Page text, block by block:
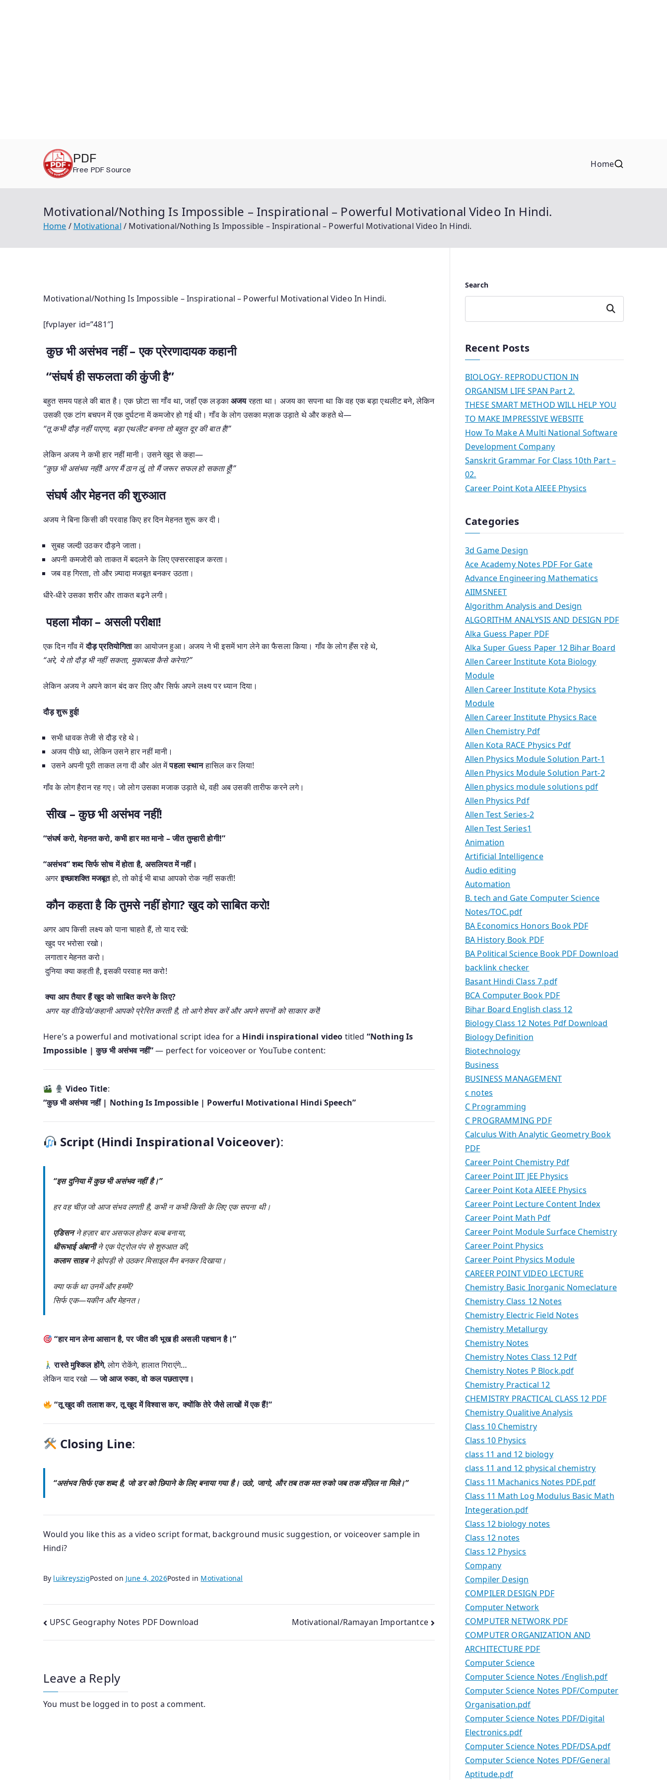
PDF
Free PDF Source
Home
Motivational/Nothing Is Impossible – Inspirational – Powerful Motivational Video In Hindi.
Home Motivational Motivational/Nothing Is Impossible – Inspirational – Powerful Motivational Video In Hindi.
Motivational/Nothing Is Impossible – Inspirational – Powerful Motivational Video In Hindi.
[fvplayer id=”481″]
कुछ भी असंभव नहीं – एक प्रेरणादायक कहानी
“संघर्ष ही सफलता की कुंजी है”
बहुत समय पहले की बात है। एक छोटा सा गाँव था, जहाँ एक लड़काअजयरहता था। अजय का सपना था कि वह एक बड़ा एथलीट बने, लेकिन
उसकी एक टांग बचपन में एक दुर्घटना में कमजोर हो गई थी। गाँव के लोग उसका मज़ाक उड़ाते थे और कहते थे—
“तू कभी दौड़ नहीं पाएगा, बड़ा एथलीट बनना तो बहुत दूर की बात है!”
लेकिन अजय ने कभी हार नहीं मानी। उसने खुद से कहा—
“कुछ भी असंभव नहीं! अगर मैं ठान लूं, तो मैं जरूर सफल हो सकता हूँ!”
संघर्ष और मेहनत की शुरुआत
अजय ने बिना किसी की परवाह किए हर दिन मेहनत शुरू कर दी।
सुबह जल्दी उठकर दौड़ने जाता।
अपनी कमजोरी को ताकत में बदलने के लिए एक्सरसाइज करता।
जब वह गिरता, तो और ज़्यादा मजबूत बनकर उठता।
धीरे-धीरे उसका शरीर और ताकत बढ़ने लगी।
पहला मौका – असली परीक्षा!
एक दिन गाँव मेंदौड़ प्रतियोगिताका आयोजन हुआ। अजय ने भी इसमें भाग लेने का फैसला किया। गाँव के लोग हँस रहे थे,
“अरे, ये तो दौड़ भी नहीं सकता, मुकाबला कैसे करेगा?”
लेकिन अजय ने अपने कान बंद कर लिए और सिर्फ अपने लक्ष्य पर ध्यान दिया।
दौड़ शुरू हुई!
सभी धावक तेजी से दौड़ रहे थे।
अजय पीछे था, लेकिन उसने हार नहीं मानी।
उसने अपनी पूरी ताकत लगा दी और अंत मेंपहला स्थानहासिल कर लिया!
गाँव के लोग हैरान रह गए। जो लोग उसका मजाक उड़ाते थे, वही अब उसकी तारीफ करने लगे।
सीख – कुछ भी असंभव नहीं!
“संघर्ष करो, मेहनत करो, कभी हार मत मानो – जीत तुम्हारी होगी!”
“असंभव” शब्द सिर्फ सोच में होता है, असलियत में नहीं।
अगरइच्छाशक्ति मजबूतहो, तो कोई भी बाधा आपको रोक नहीं सकती!
कौन कहता है कि तुमसे नहीं होगा? खुद को साबित करो!
अगर आप किसी लक्ष्य को पाना चाहते हैं, तो याद रखें:
खुद पर भरोसा रखो।
लगातार मेहनत करो।
दुनिया क्या कहती है, इसकी परवाह मत करो!
क्या आप तैयार हैं खुद को साबित करने के लिए?
अगर यह वीडियो/कहानी आपको प्रेरित करती है, तो आगे शेयर करें और अपने सपनों को साकार करें!
Here’s a powerful and motivational script idea for a Hindi inspirational video titled “Nothing Is
Impossible | कुछ भी असंभव नहीं”— perfect for voiceover or YouTube content:
Video Title:
“कुछ भी असंभव नहीं | Nothing Is Impossible | Powerful Motivational Hindi Speech”
Script (Hindi Inspirational Voiceover):
“इस दुनिया में कुछ भी असंभव नहीं है।”
हर वह चीज़ जो आज संभव लगती है, कभी न कभी किसी के लिए एक सपना थी।
एडिसनने हज़ार बार असफल होकर बल्ब बनाया,
धीरूभाई अंबानीने एक पेट्रोल पंप से शुरुआत की,
कलाम साहबने झोपड़ी से उठकर मिसाइल मैन बनकर दिखाया।
क्या फर्क था उनमें और हममें?
सिर्फ एक—यकीन और मेहनत।
“हार मान लेना आसान है, पर जीत की भूख ही असली पहचान है।”
रास्ते मुश्किल होंगे, लोग रोकेंगे, हालात गिराएंगे…
लेकिन याद रखो —जो आज रुका, वो कल पछताएगा।
“तू खुद की तलाश कर, तू खुद में विश्वास कर, क्योंकि तेरे जैसे लाखों में एक हैं!”
Closing Line:
“असंभव सिर्फ एक शब्द है, जो डर को छिपाने के लिए बनाया गया है। उठो, जागो, और तब तक मत रुको जब तक मंज़िल ना मिले।”
Would you like this as avideo script format, background music suggestion, or voiceover sample in
Hindi?
By luikreyszigPosted on June 4, 2026Posted in Motivational
Post
navigation
UPSC Geography Notes PDF Download Motivational/Ramayan Importantce
Leave a Reply
You must be logged in to post a comment.
Search
Search
Recent Posts
BIOLOGY- REPRODUCTION IN
ORGANISM LIFE SPAN Part 2.
THESE SMART METHOD WILL HELP YOU
TO MAKE IMPRESSIVE WEBSITE
How To Make A Multi National Software
Development Company
Sanskrit Grammar For Class 10th Part –
02.
Career Point Kota AIEEE Physics
Categories
3d Game Design
Ace Academy Notes PDF For Gate
Advance Engineering Mathematics
AIIMSNEET
Algorithm Analysis and Design
ALGORITHM ANALYSIS AND DESIGN PDF
Alka Guess Paper PDF
Alka Super Guess Paper 12 Bihar Board
Allen Career Institute Kota Biology
Module
Allen Career Institute Kota Physics
Module
Allen Career Institute Physics Race
Allen Chemistry Pdf
Allen Kota RACE Physics Pdf
Allen Physics Module Solution Part-1
Allen Physics Module Solution Part-2
Allen physics module solutions pdf
Allen Physics Pdf
Allen Test Series-2
Allen Test Series1
Animation
Artificial Intelligence
Audio editing
Automation
B. tech and Gate Computer Science
Notes/TOC.pdf
BA Economics Honors Book PDF
BA History Book PDF
BA Political Science Book PDF Download
backlink checker
Basant Hindi Class 7.pdf
BCA Computer Book PDF
Bihar Board English class 12
Biology Class 12 Notes Pdf Download
Biology Definition
Biotechnology
Business
BUSINESS MANAGEMENT
c notes
C Programming
C PROGRAMMING PDF
Calculus With Analytic Geometry Book
PDF
Career Point Chemistry Pdf
Career Point IIT JEE Physics
Career Point Kota AIEEE Physics
Career Point Lecture Content Index
Career Point Math Pdf
Career Point Module Surface Chemistry
Career Point Physics
Career Point Physics Module
CAREER POINT VIDEO LECTURE
Chemistry Basic Inorganic Nomeclature
Chemistry Class 12 Notes
Chemistry Electric Field Notes
Chemistry Metallurgy
Chemistry Notes
Chemistry Notes Class 12 Pdf
Chemistry Notes P Block.pdf
Chemistry Practical 12
CHEMISTRY PRACTICAL CLASS 12 PDF
Chemistry Qualitive Analysis
Class 10 Chemistry
Class 10 Physics
class 11 and 12 biology
class 11 and 12 physical chemistry
Class 11 Machanics Notes PDF.pdf
Class 11 Math Log Modulus Basic Math
Integeration.pdf
Class 12 biology notes
Class 12 notes
Class 12 Physics
Company
Compiler Design
COMPILER DESIGN PDF
Computer Network
COMPUTER NETWORK PDF
COMPUTER ORGANIZATION AND
ARCHITECTURE PDF
Computer Science
Computer Science Notes /English.pdf
Computer Science Notes PDF/Computer
Organisation.pdf
Computer Science Notes PDF/Digital
Electronics.pdf
Computer Science Notes PDF/DSA.pdf
Computer Science Notes PDF/General
Aptitude.pdf